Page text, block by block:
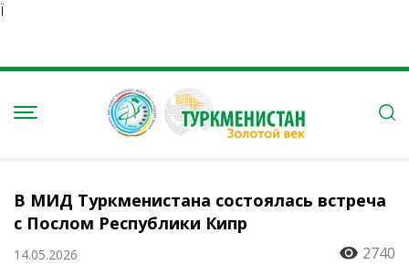
Ï
В МИД Туркменистана состоялась встреча
с Послом Республики Кипр
14.05.2026 2740